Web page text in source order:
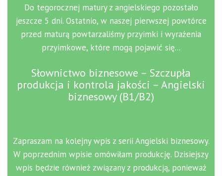
Do tegorocznej matury z angielskiego pozostało
jeszcze 5 dni. Ostatnio, w naszej pierwszej powtórce
przed maturą powtarzaliśmy przyimki i wyrażenia
przyimkowe, które mogą pojawić się...
Słownictwo biznesowe – Szczupła
produkcja i kontrola jakości – Angielski
biznesowy (B1/B2)
Zapraszam na kolejny wpis z serii Angielski biznesowy.
W poprzednim wpisie omówiłam produkcję. Dzisiejszy
wpis będzie również związany z produkcją, ponieważ